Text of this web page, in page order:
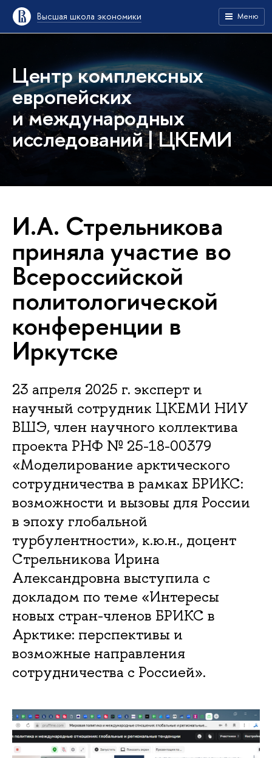
Высшая школа экономики Меню
Центр комплексных
европейских
и международных
исследований | ЦКЕМИ
И.А. Стрельникова
приняла участие во
Всероссийской
политологической
конференции в
Иркутске
23 апреля 2025 г. эксперт и
научный сотрудник ЦКЕМИ НИУ
ВШЭ, член научного коллектива
проекта РНФ № 25-18-00379
«Моделирование арктического
сотрудничества в рамках БРИКС:
возможности и вызовы для России
в эпоху глобальной
турбулентности», к.ю.н., доцент
Стрельникова Ирина
Александровна выступила с
докладом по теме «Интересы
новых стран-членов БРИКС в
Арктике: перспективы и
возможные направления
сотрудничества с Россией».